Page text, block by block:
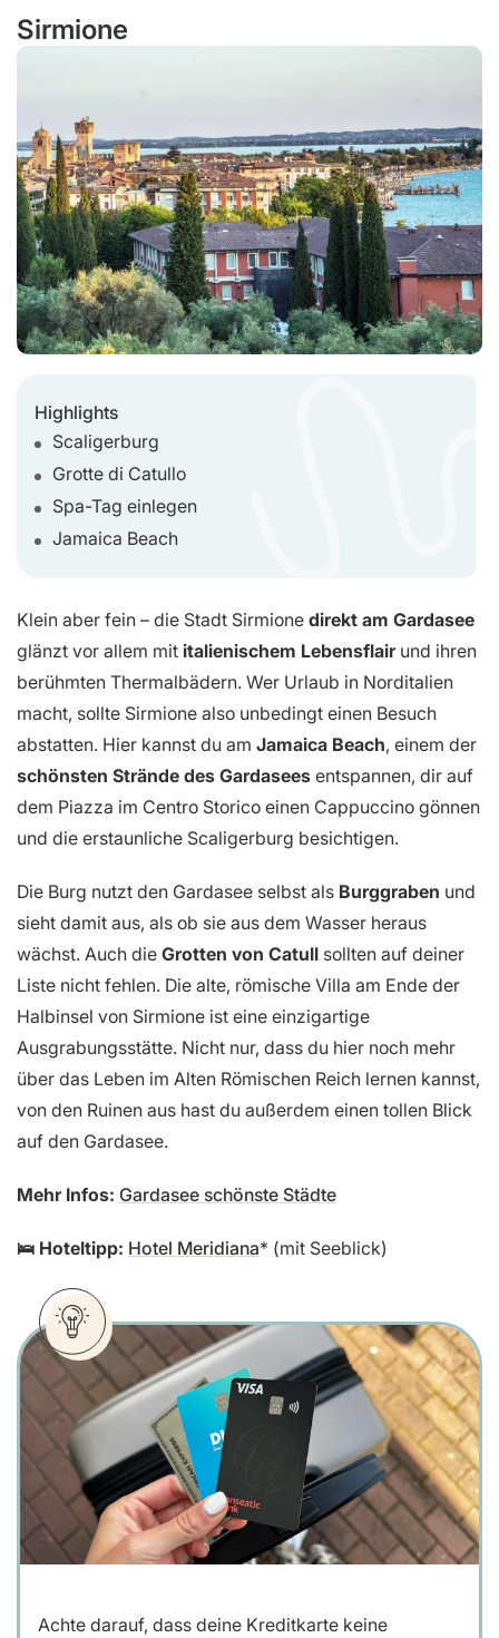
Sirmione
Highlights
Scaligerburg
Grotte di Catullo
Spa-Tag einlegen
Jamaica Beach
Klein aber fein – die Stadt Sirmione direkt am Gardasee
glänzt vor allem mit italienischem Lebensflairund ihren
berühmten Thermalbädern. Wer Urlaub in Norditalien
macht, sollte Sirmione also unbedingt einen Besuch
abstatten. Hier kannst du am Jamaica Beach, einem der
schönsten Strände des Gardasees entspannen, dir auf
dem Piazza im Centro Storico einen Cappuccino gönnen
und die erstaunliche Scaligerburg besichtigen.
Die Burg nutzt den Gardasee selbst als Burggraben und
sieht damit aus, als ob sie aus dem Wasser heraus
wächst. Auch die Grotten von Catull sollten auf deiner
Liste nicht fehlen. Die alte, römische Villa am Ende der
Halbinsel von Sirmione ist eine einzigartige
Ausgrabungsstätte. Nicht nur, dass du hier noch mehr
über das Leben im Alten Römischen Reich lernen kannst,
von den Ruinen aus hast du außerdem einen tollen Blick
auf den Gardasee.
Mehr Infos: Gardasee schönste Städte
🛌 Hoteltipp: Hotel Meridiana (mit Seeblick)
Achte darauf, dass deine Kreditkarte keine